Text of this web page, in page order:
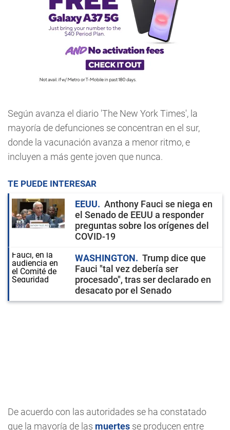
Según avanza el diario 'The New York Times', la
mayoría de defunciones se concentran en el sur,
donde la vacunación avanza a menor ritmo, e
incluyen a más gente joven que nunca.
TE PUEDE INTERESAR
EEUU
Anthony Fauci se niega en
el Senado de EEUU a responder
preguntas sobre los orígenes del
COVID-19
WASHINGTON
Trump dice que
Fauci "tal vez debería ser
procesado", tras ser declarado en
desacato por el Senado
De acuerdo con las autoridades se ha constatado
que la mayoría de las muertes se producen entre